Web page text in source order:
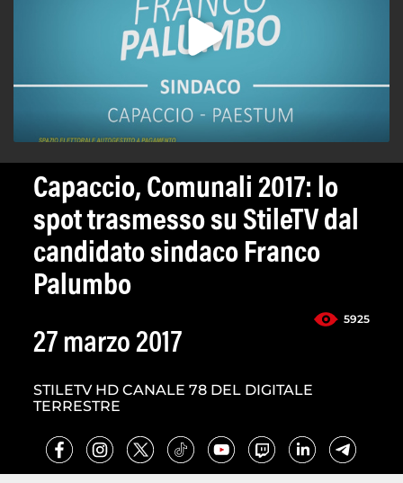
Capaccio, Comunali 2017: lo
spot trasmesso su StileTV dal
candidato sindaco Franco
Palumbo
5925
27 marzo 2017
STILETV HD CANALE 78 DEL DIGITALE
TERRESTRE